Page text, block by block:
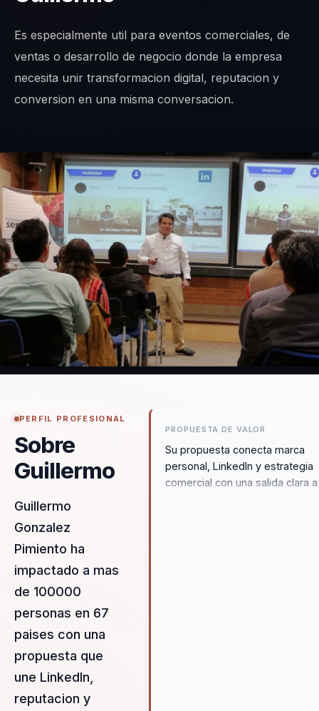
Es especialmente util para eventos comerciales, de
ventas o desarrollo de negocio donde la empresa
necesita unir transformacion digital, reputacion y
conversion en una misma conversacion.
PERFIL PROFESIONAL
Sobre
Guillermo
Guillermo
Gonzalez
Pimiento ha
impactado a mas
de 100000
personas en 67
paises con una
propuesta que
une LinkedIn,
reputacion y
PROPUESTA DE VALOR
Su propuesta conecta marca
personal, LinkedIn y estrategia
comercial con una salida clara a